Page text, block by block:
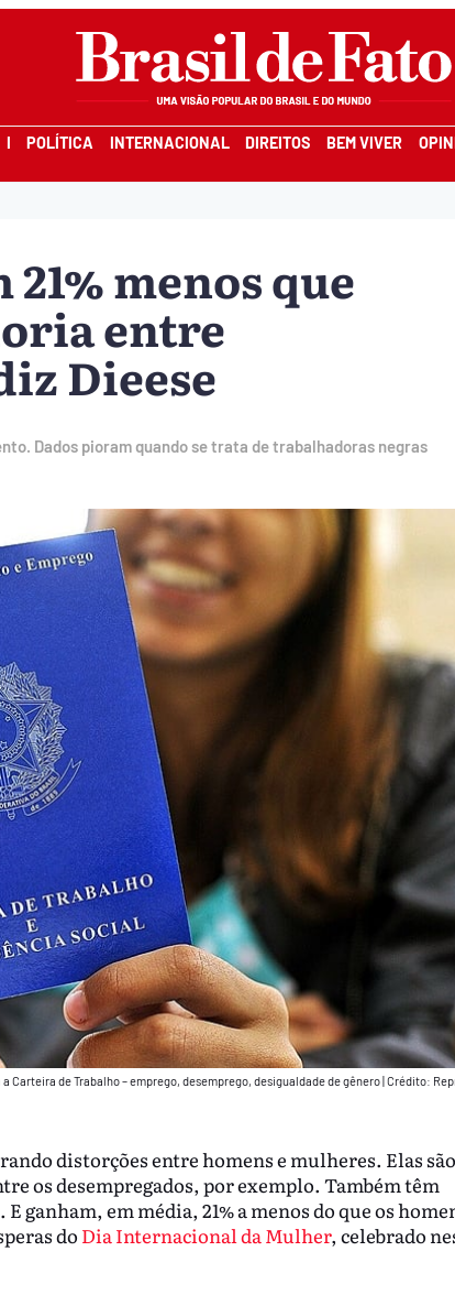
I POLÍTICA INTERNACIONAL DIREITOS BEM VIVER
menos que
entre
Dieese
Dados pioram quando se trata de trabalhadoras negras
a Carteira de Trabalho – emprego, desemprego, desigualdade de gênero Crédito:
distorções entre homens e mulheres. Elas são
os desempregados, por exemplo. Também têm
ganham, em média, 21% a menos do que os
do Dia Internacional da Mulher, celebrado